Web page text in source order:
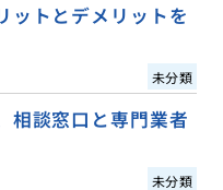
ットとデメリットを
未分類
相談窓口と専門業者
未分類